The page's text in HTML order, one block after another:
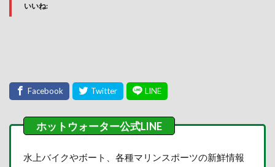
いいね:
水上バイクやボート、各種マリンスポーツの新鮮情報